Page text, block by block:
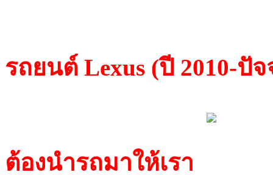
รถยนต์ Lexus (ปี 2010-ปั
ต้องนำรถมาให้เรา